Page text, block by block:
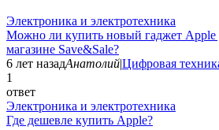
Электроника и электротехника
Можно ли купить новый гаджет Apple
магазине Save&Sale?
6 лет назадАнатолий|Цифровая
1
ответ
Электроника и электротехника
Где дешевле купить Apple?